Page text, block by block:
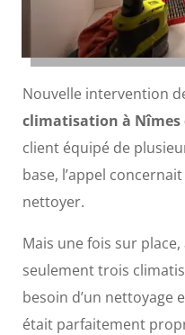
Nouvelle intervention
climatisation à
client équipé de
base, l’appel
nettoyer.
Mais une fois sur
seulement trois
besoin d’un nettoyage
était parfaitement